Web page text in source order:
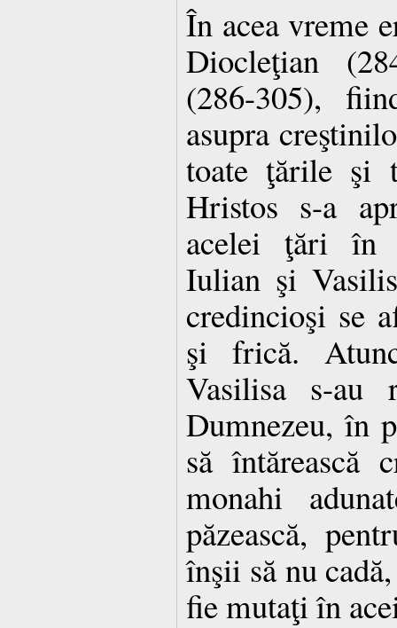
În acea vreme
Diocleţian
(286-305),
asupra
toate ţările şi
Hristos s-a
acelei ţări în
Iulian şi
credincioşi se
şi frică.
Vasilisa s-
Dumnezeu, în
să întărească
monahi
păzească,
înşii să nu
fie mutaţi în